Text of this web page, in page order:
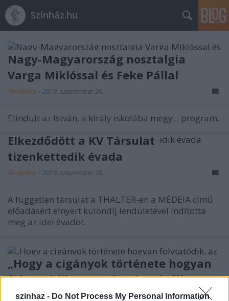
szinhaz - Do Not Process My Personal Information
Színház.hu
Nagy-Magyarország nosztalgia
Varga Miklóssal és Feke Pállal
TörökÁkos • 2019. szeptember 20.
Elindult az István, a király iskolába megy... program.
Elkezdődött a KV Társulat
tizenkettedik évada
TörökÁkos • 2019. szeptember 20.
A független társulat a THALTER-en a MÉDEIA című
előadásért elnyert különdíj lendületével indította
meg az idei évadot.
„Hogy a cigányok története hogyan
folytatódik, az csak rajtunk áll...”
TörökÁkos•2019. szeptember 20.